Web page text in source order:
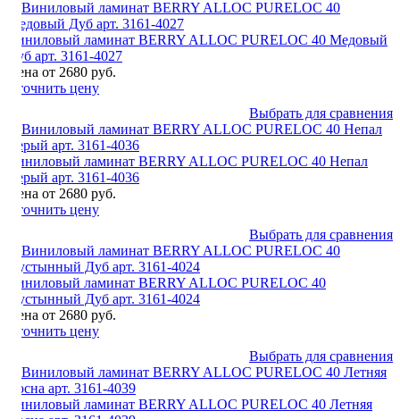
Виниловый ламинат BERRY ALLOC PURELOC 40 Медовый
Дуб арт. 3161-4027
Цена от 2680 руб.
Уточнить цену
Выбрать для сравнения
Виниловый ламинат BERRY ALLOC PURELOC 40 Непал
Серый арт. 3161-4036
Цена от 2680 руб.
Уточнить цену
Выбрать для сравнения
Виниловый ламинат BERRY ALLOC PURELOC 40
Пустынный Дуб арт. 3161-4024
Цена от 2680 руб.
Уточнить цену
Выбрать для сравнения
Виниловый ламинат BERRY ALLOC PURELOC 40 Летняя